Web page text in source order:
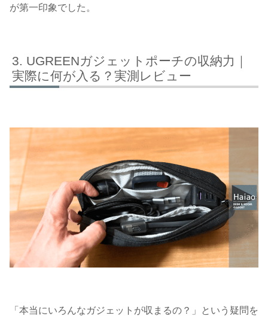
が第一印象でした。
UGREENガジェットポーチの収納力｜
実際に何が入る？実測レビュー
「本当にいろんなガジェットが収まるの？」という疑問を